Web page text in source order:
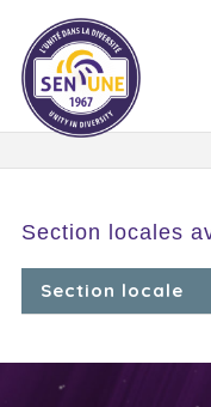
Section locales
Section locale